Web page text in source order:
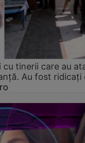
cu tinerii care au
Au fost